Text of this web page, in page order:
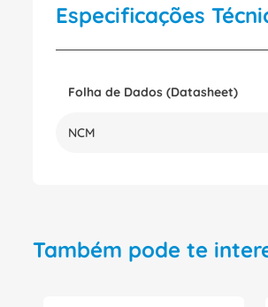
Especificações
Folha de Dados (Datasheet)
NCM
Também pode te